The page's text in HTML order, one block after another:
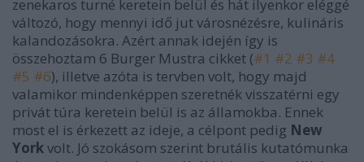
zenekaros turné keretein belül és hát ilyenkor eléggé
változó, hogy mennyi idő jut városnézésre, kulináris
kalandozásokra. Azért annak idején így is
összehoztam 6 Burger Mustra cikket (#1 #2 #3 #4
#5 #6), illetve azóta is tervben volt, hogy majd
valamikor mindenképpen szeretnék visszatérni egy
privát túra keretein belül is az államokba. Ennek
most el is érkezett az ideje, a célpont pedig New
Yorkvolt. Jó szokásom szerint brutális kutatómunka